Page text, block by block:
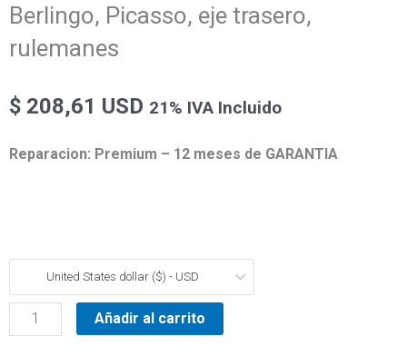
Berlingo, Picasso, eje trasero,
rulemanes
$ 208,61 USD 21% IVA Incluido
Reparacion: Premium – 12 meses de GARANTIA
United States dollar ($) - USD
Berlingo,
Picasso,
trasero,
Añadir al carrito